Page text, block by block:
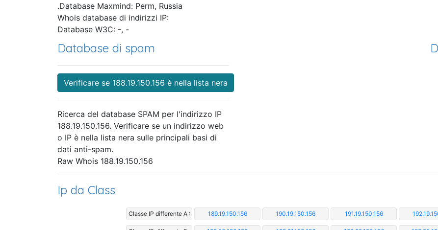
.Database Maxmind: Perm, Russia
Whois database di indirizzi IP:
Database W3C: -, -
Database di spam
Verificare se 188.19.150.156 è nella lista nera
Ricerca del database SPAM per l'indirizzo IP
188.19.150.156. Verificare se un indirizzo web
o IP è nella lista nera sulle principali basi di
dati anti-spam.
Raw Whois 188.19.150.156
Ip da Class
Classe IP differente A : 189.19.150.156 190.19.150.156 191.19.150.156